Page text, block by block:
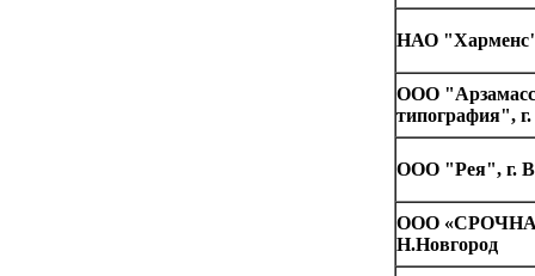
НАО
ООО
типография",
ООО "Рея", г.
ООО
Н.Новгород